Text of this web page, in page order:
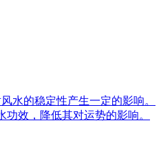
水的稳定性产生一定的影响。
效，降低其对运势的影响。